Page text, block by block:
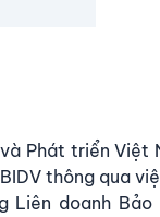
Phát triển Việt
thông qua
Liên doanh